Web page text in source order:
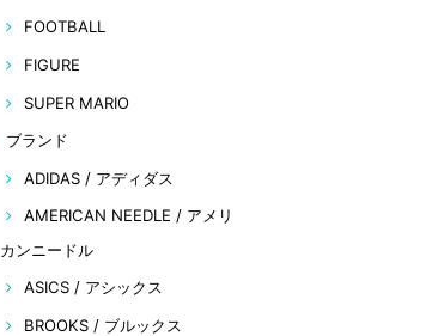
FOOTBALL
FIGURE
SUPER MARIO
ブランド
ADIDAS / アディダス
AMERICAN NEEDLE / アメリ
カンニードル
ASICS / アシックス
BROOKS / ブルックス